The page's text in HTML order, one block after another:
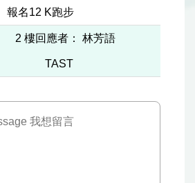
報名12 K跑步
2 樓回應者： 林芳語
TAST